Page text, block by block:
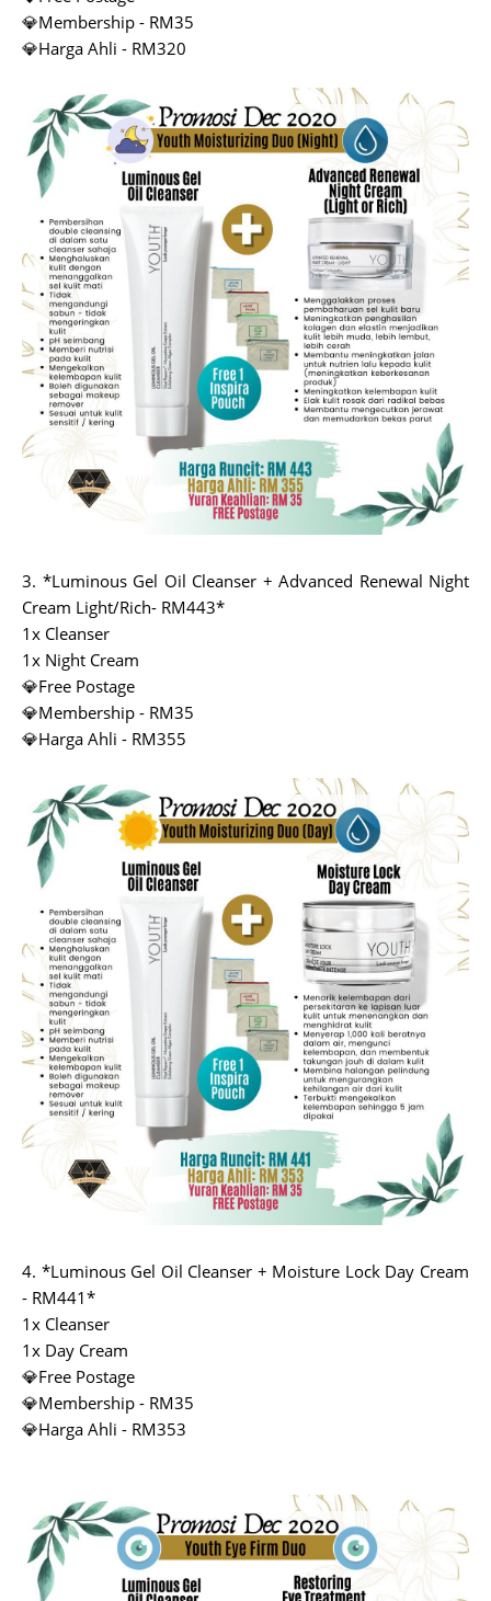
💎Membership - RM35
💎Harga Ahli - RM320
3. *Luminous Gel Oil Cleanser + Advanced Renewal Night
Cream Light/Rich- RM443*
1x Cleanser
1x Night Cream
💎Free Postage
💎Membership - RM35
💎Harga Ahli - RM355
4. *Luminous Gel Oil Cleanser + Moisture Lock Day Cream
- RM441*
1x Cleanser
1x Day Cream
💎Free Postage
💎Membership - RM35
💎Harga Ahli - RM353